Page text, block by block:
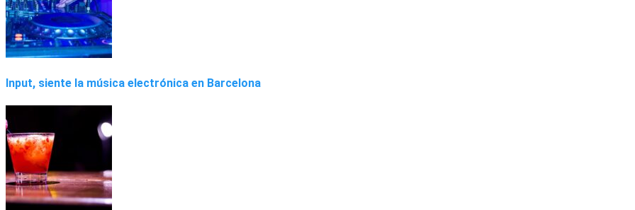
Input, siente la música electrónica en Barcelona